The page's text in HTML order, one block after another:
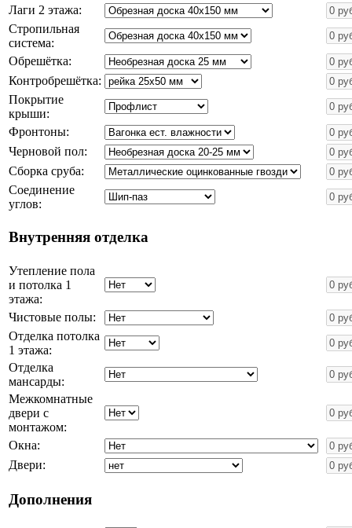
Лаги 2 этажа:
Стропильная
система:
Обрешётка:
Контробрешётка:
Покрытие
крыши:
Фронтоны:
Черновой пол:
Сборка сруба:
Соединение
углов:
Внутренняя отделка
Утепление пола
и потолка 1
этажа:
Чистовые полы:
Отделка потолка
1 этажа:
Отделка
мансарды:
Межкомнатные
двери с
монтажом:
Окна:
Двери:
Дополнения